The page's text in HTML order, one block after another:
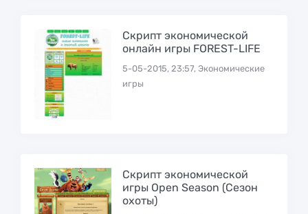
Скрипт экономической
онлайн игры FOREST-LIFE
5-05-2015, 23:57, Экономические
игры
Скрипт экономической
игры Open Season (Сезон
охоты)